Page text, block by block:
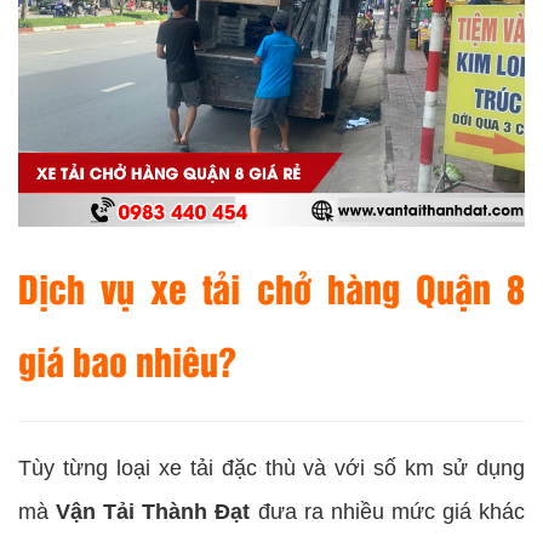
Dịch vụ xe tải chở hàng Quận 8
giá bao nhiêu?
Tùy từng loại xe tải đặc thù và với số km sử dụng
màVận Tải Thành Đạt đưa ra nhiều mức giá khác